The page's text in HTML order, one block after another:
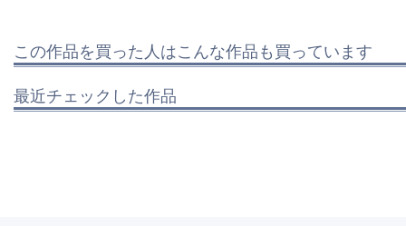
この作品を買った人はこんな作品も買っています
最近チェックした作品